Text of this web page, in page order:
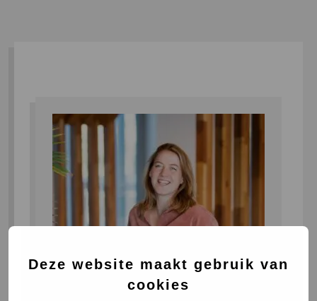
Deze website maakt gebruik van
cookies